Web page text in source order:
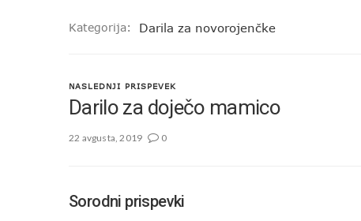
Kategorija: Darila za novorojenčke
NASLEDNJI PRISPEVEK
Darilo za doječo mamico
22 avgusta, 2019 0
Sorodni prispevki